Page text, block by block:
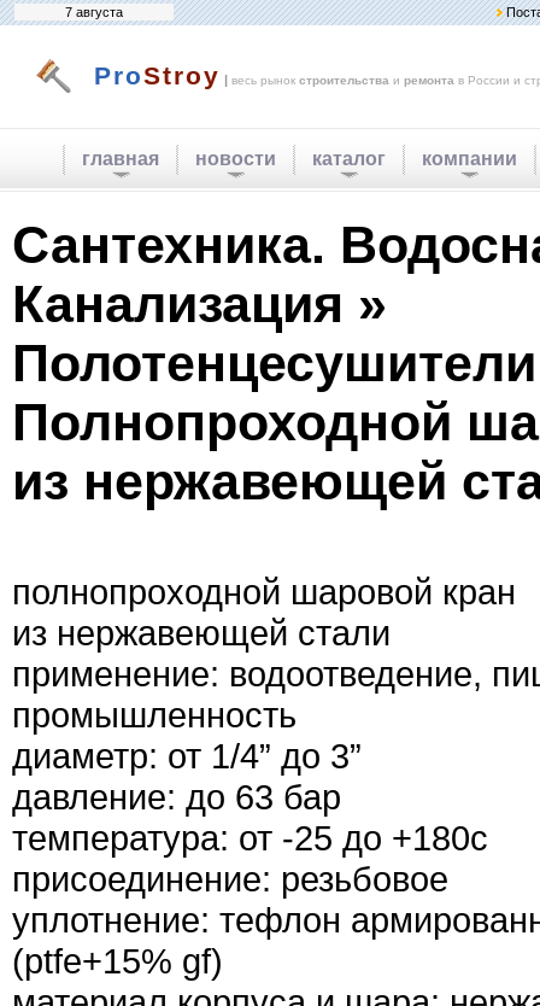
7 августа
ProStroy | весь рынок строительства и ремонта в России и
главная новости каталог компании
Сантехника.
Канализация »
Полнопроходной
из нержавеющей
полнопроходной шаровой кран
из нержавеющей стали
применение: водоотведение,
промышленность
диаметр: от 1/4” до 3”
давление: до 63 бар
температура: от -25 до +180с
присоединение: резьбовое
уплотнение: тефлон
(ptfe+15% gf)